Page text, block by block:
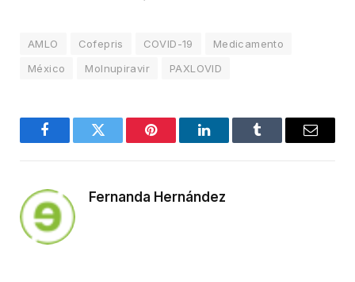
AMLO Cofepris COVID-19
Medicamento
México
Molnupiravir PAXLOVID
FacebookTwitter Pinterest LinkedInTumblr Email
Fernanda Hernández